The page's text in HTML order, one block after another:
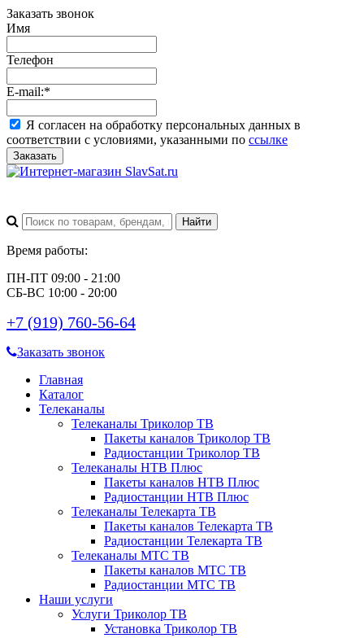
Заказать звонок
Имя
Телефон
E-mail:*
Я согласен на обработку персональных данных в
соответствии с условиями, указанными по ссылке
Заказать
Время работы:
ПН-ПТ 09:00 - 21:00
СБ-ВС 10:00 - 20:00
+7 (919) 760-56-64
Заказать звонок
Главная
Каталог
Телеканалы
Телеканалы Триколор ТВ
Пакеты каналов Триколор ТВ
Радиостанции Триколор ТВ
Телеканалы НТВ Плюс
Пакеты каналов НТВ Плюс
Радиостанции НТВ Плюс
Телеканалы Телекарта ТВ
Пакеты каналов Телекарта ТВ
Радиостанции Телекарта ТВ
Телеканалы МТС ТВ
Пакеты каналов МТС ТВ
Радиостанции МТС ТВ
Наши услуги
Услуги Триколор ТВ
Установка Триколор ТВ